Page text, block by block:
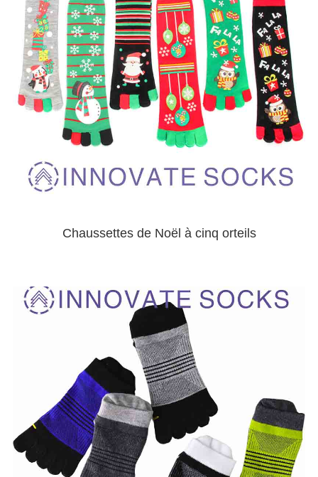
Chaussettes de Noël à cinq orteils